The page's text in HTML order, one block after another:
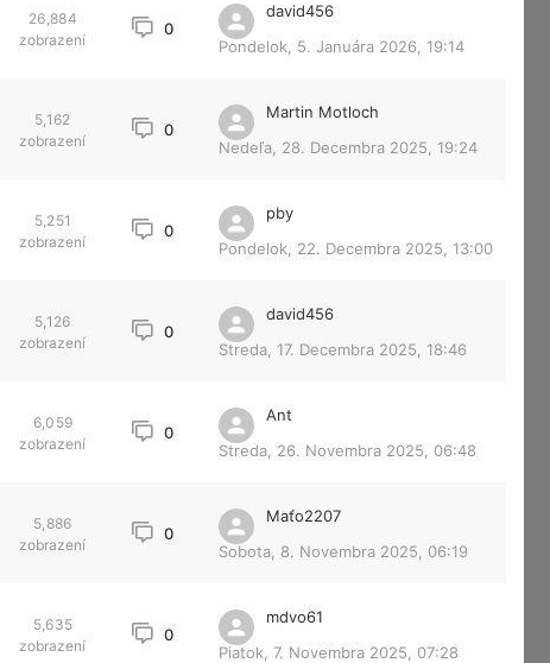
26,884
zobrazení
0
david456
Pondelok, 5. Januára 2026, 19:14
5,162
zobrazení
0
Martin Motloch
Nedeľa, 28. Decembra 2025, 19:24
5,251
zobrazení
0
pby
Pondelok, 22. Decembra 2025, 13:00
5,126
zobrazení
0
david456
Streda, 17. Decembra 2025, 18:46
6,059
zobrazení
0
Ant
Streda, 26. Novembra 2025, 06:48
5,886
zobrazení
0
Maťo2207
Sobota, 8. Novembra 2025, 06:19
5,635
zobrazení
0
mdvo61
Piatok, 7. Novembra 2025, 07:28